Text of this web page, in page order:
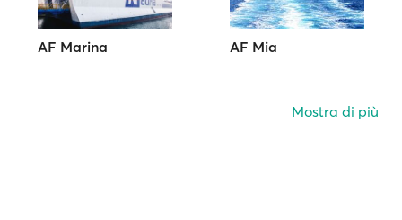
AF Marina AF Mia
Mostra di più